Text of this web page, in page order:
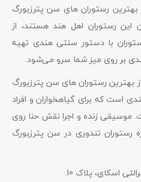
رستوران های سن پترزبورگ
این رستوران اهل هند هستند، از
با دستور سنتی هندی تهیه
بر روی میز شما سرو می‌شود.
بهترین رستوران های سن پترزبورگ
است که برای گیاهخواران و افراد
زنده و اجرا نقش حنا روی
رستوران تندوری در سن پترزبورگ
اسکای، پلاک 10.